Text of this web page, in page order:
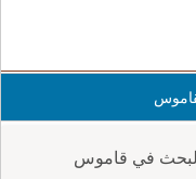
البحث في قاموس